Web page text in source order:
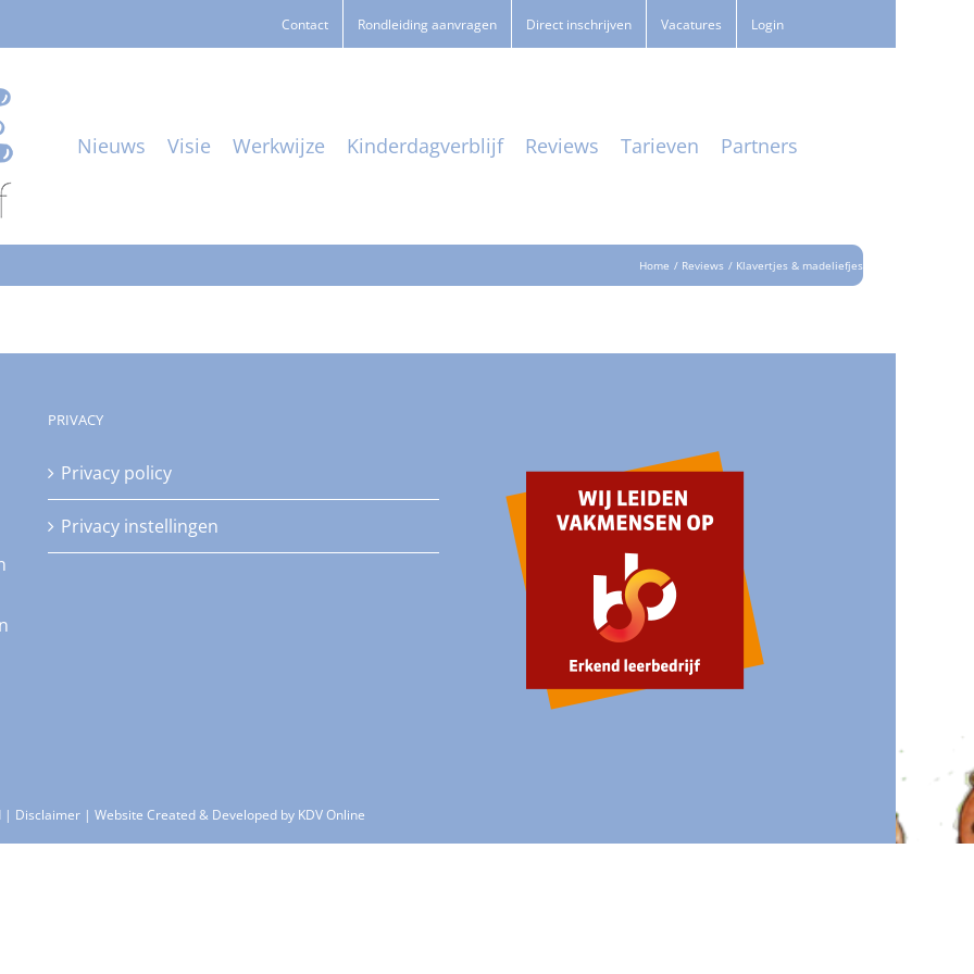
Contact Rondleiding aanvragen Direct inschrijven Vacatures Login
Nieuws Visie Werkwijze Kinderdagverblijf Reviews Tarieven Partners
Home Reviews Klavertjes & madeliefjes
PRIVACY
Privacy policy
Privacy instellingen
| Disclaimer | Website Created & Developed by KDV Online